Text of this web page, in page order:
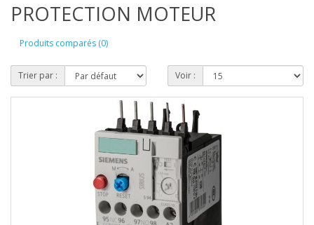
PROTECTION MOTEUR
Produits comparés (0)
Trier par : Voir :